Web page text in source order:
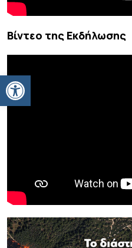
Ανοίξτε τη γραμμή εργαλείων
Βίντεο της Εκδήλωσης